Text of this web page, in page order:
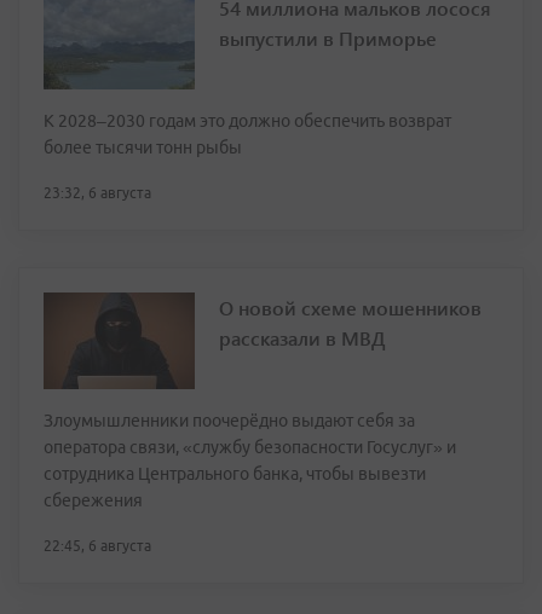
54 миллиона мальков лосося
выпустили в Приморье
К 2028–2030 годам это должно обеспечить возврат
более тысячи тонн рыбы
23:32, 6 августа
О новой схеме мошенников
рассказали в МВД
Злоумышленники поочерёдно выдают себя за
оператора связи, «службу безопасности Госуслуг» и
сотрудника Центрального банка, чтобы вывезти
сбережения
22:45, 6 августа